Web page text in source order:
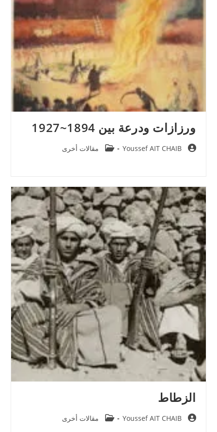
ورزازات ودرعة بين 1894~1927
Post
Youssef AIT CHAIB
Post
مقالات أخرى
الزطاط
Post
Youssef AIT CHAIB
Post
مقالات أخرى